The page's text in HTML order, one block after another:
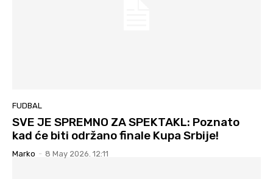
FUDBAL
SVE JE SPREMNO ZA SPEKTAKL: Poznato
kad će biti održano finale Kupa Srbije!
Marko - 8 May 2026. 12:11